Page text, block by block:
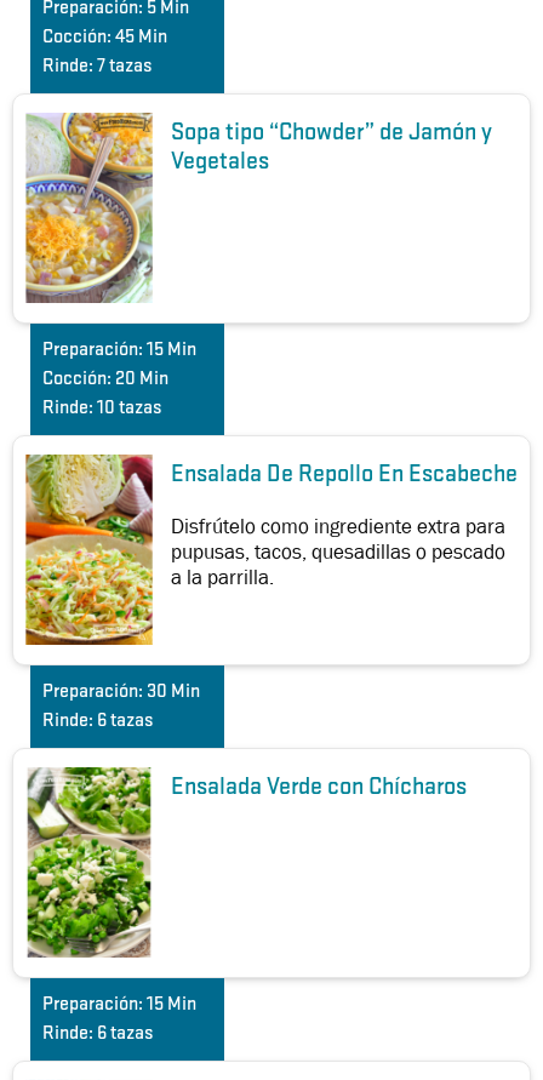
Preparación: 5 Min
Cocción: 45 Min
Rinde: 7 tazas
Sopa tipo “Chowder” de Jamón y
Vegetales
Preparación: 15 Min
Cocción: 20 Min
Rinde: 10 tazas
Ensalada De Repollo En Escabeche
Disfrútelo como ingrediente extra para
pupusas, tacos, quesadillas o pescado
a la parrilla.
Preparación: 30 Min
Rinde: 6 tazas
Ensalada Verde con Chícharos
Preparación: 15 Min
Rinde: 6 tazas